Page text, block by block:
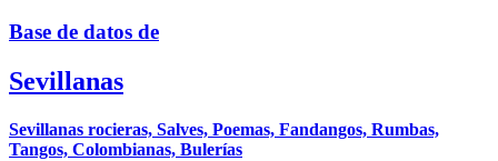
Base de datos de
Sevillanas
Sevillanas rocieras, Salves, Poemas, Fandangos, Rumbas,
Tangos, Colombianas, Bulerías